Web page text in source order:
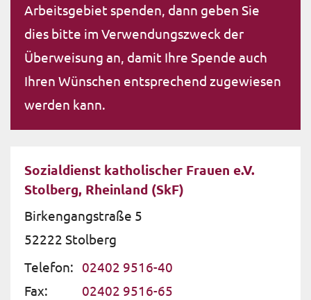
Arbeitsgebiet spenden, dann geben Sie
dies bitte im Verwendungszweck der
Überweisung an, damit Ihre Spende auch
Ihren Wünschen entsprechend zugewiesen
werden kann.
Sozialdienst katholischer Frauen e.V.
Stolberg, Rheinland (SkF)
Birkengangstraße 5
52222 Stolberg
Telefon: 02402 9516-40
Fax:
02402 9516-65